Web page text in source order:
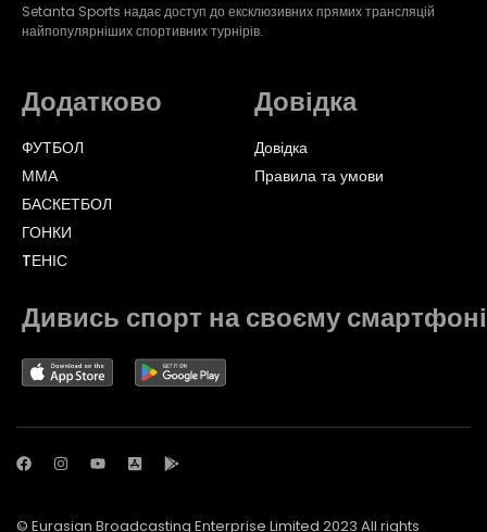
Setanta Sports надає доступ до ексклюзивних прямих трансляцій
найпопулярніших спортивних турнірів.
Додатково
ФУТБОЛ
ММА
БАСКЕТБОЛ
ГОНКИ
TЕНІС
Довідка
Довідка
Правила та умови
Дивись спорт на своєму смартфоні
© Eurasian Broadcasting Enterprise Limited 2023 All rights